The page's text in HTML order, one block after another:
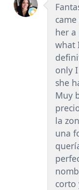
her
what
only
she
Muy
la
una
corto